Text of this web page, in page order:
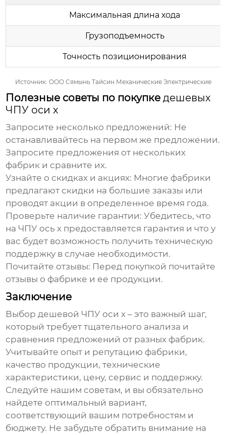
Максимальная длина хода
Грузоподъемность
Точность позиционирования
Источник: ООО Сямынь Тайсин Механические Электрические
Полезные советы по покупкедешевых
ЧПУ оси х
Запросите несколько предложений: Не
останавливайтесь на первом же предложении.
Запросите предложения от нескольких
фабрик и сравните их.
Узнайте о скидках и акциях: Многие фабрики
предлагают скидки на большие заказы или
проводят акции в определенное время года.
Проверьте наличие гарантии: Убедитесь, что
на ЧПУ ось х предоставляется гарантия и что у
вас будет возможность получить техническую
поддержку в случае необходимости.
Почитайте отзывы: Перед покупкой почитайте
отзывы о фабрике и ее продукции.
Заключение
Выбордешевой ЧПУ оси х – это важный шаг,
который требует тщательного анализа и
сравнения предложений от разных фабрик.
Учитывайте опыт и репутацию фабрики,
качество продукции, технические
характеристики, цену, сервис и поддержку.
Следуйте нашим советам, и вы обязательно
найдете оптимальный вариант,
соответствующий вашим потребностям и
бюджету. Не забудьте обратить внимание на